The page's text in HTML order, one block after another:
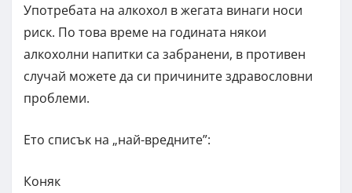
Употребата на алкохол в жегата винаги носи
риск. По това време на годината някои
алкохолни напитки са забранени, в противен
случай можете да си причините здравословни
проблеми.
Ето списък на „най-вредните”:
Коняк